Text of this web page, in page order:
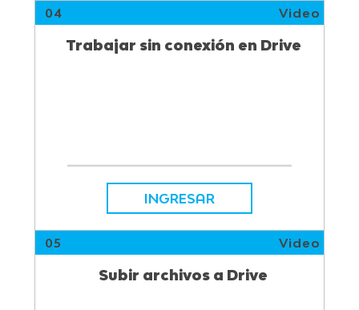
04 Video
Trabajar sin conexión en Drive
INGRESAR
05 Video
Subir archivos a Drive